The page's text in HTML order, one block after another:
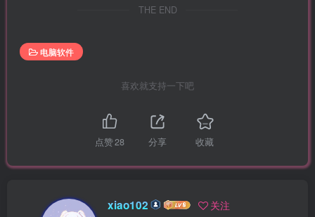
THE END
电脑软件
喜欢就支持一下吧
点赞28 分享 收藏
xiao102 关注